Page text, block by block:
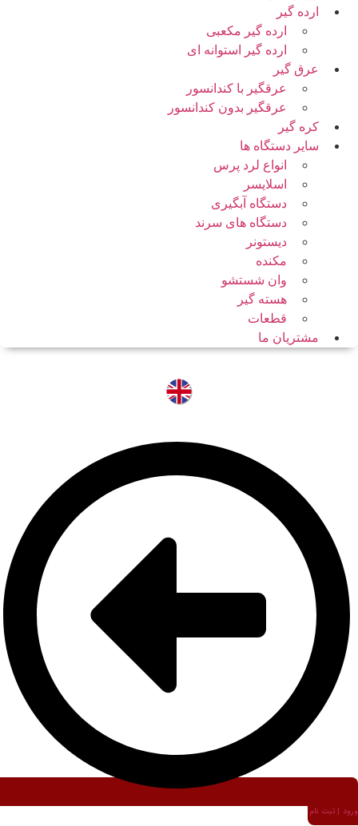
ارده گیر
ارده گیر مکعبی
ارده گیر استوانه ای
عرق گیر
عرقگیر با کندانسور
عرقگیر بدون کندانسور
کره گیر
سایر دستگاه ها
انواع لرد پرس
اسلایسر
دستگاه آبگیری
دستگاه های سرند
دیستونر
مکنده
وان شستشو
هسته گیر
قطعات
مشتریان ما
ورود | ثبت نام